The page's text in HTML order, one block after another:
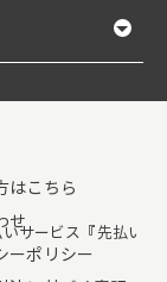
サービス『先払い』
はこちら
せ
ーポリシー